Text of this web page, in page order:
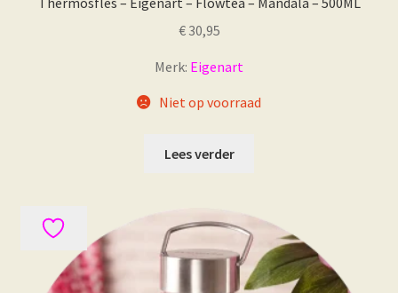
€30,95
Merk: Eigenart
Niet op voorraad
Lees verder